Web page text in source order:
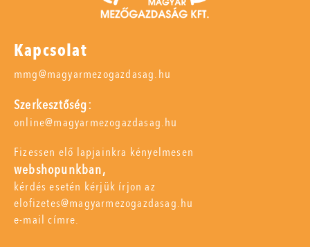
Kapcsolat
mmg@magyarmezogazdasag.hu
Szerkesztőség:
online@magyarmezogazdasag.hu
Fizessen elő lapjainkra kényelmesen
webshopunkban,
kérdés esetén kérjük írjon az
elofizetes@magyarmezogazdasag.hu
e-mail címre.